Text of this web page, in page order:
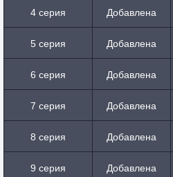
4 серия Добавлена
5 серия Добавлена
6 серия Добавлена
7 серия Добавлена
8 серия Добавлена
9 серия Добавлена